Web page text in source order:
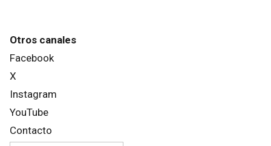
Otros canales
Facebook
X
Instagram
YouTube
Contacto